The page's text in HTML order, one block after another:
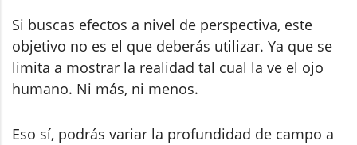
Si buscas efectos a nivel de perspectiva, este
objetivo no es el que deberás utilizar. Ya que se
limita a mostrar la realidad tal cual la ve el ojo
humano. Ni más, ni menos.
Eso sí, podrás variar la profundidad de campo a